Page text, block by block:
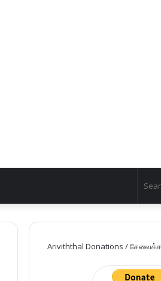
Ariviththal Donations /